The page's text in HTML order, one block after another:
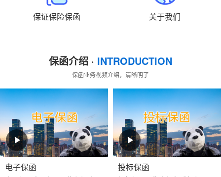
保证保险保函 关于我们
保函介绍 · INTRODUCTION
保函业务视频介绍，清晰明了
电子保函 投标保函